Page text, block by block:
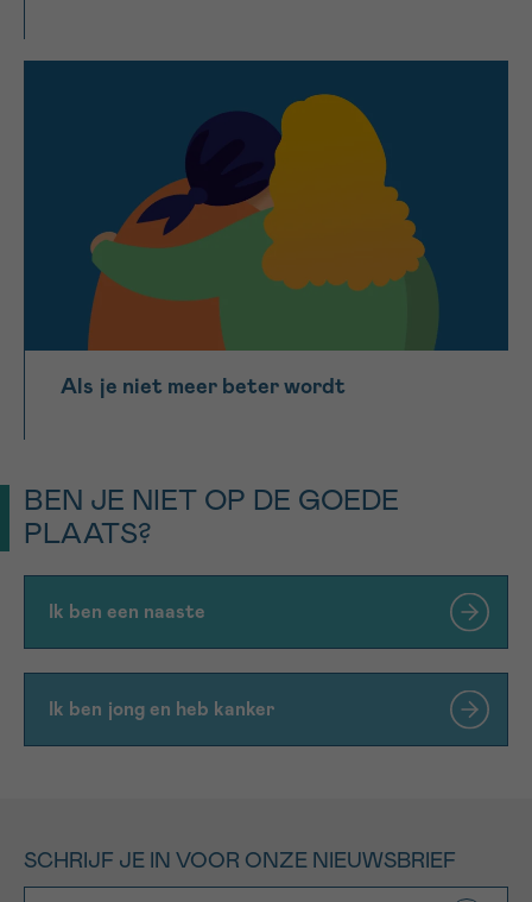
Als je niet meer beter wordt
BEN JE NIET OP DE GOEDE
PLAATS?
Ik ben een naaste
Ik ben jong en heb kanker
SCHRIJF JE IN VOOR ONZE NIEUWSBRIEF